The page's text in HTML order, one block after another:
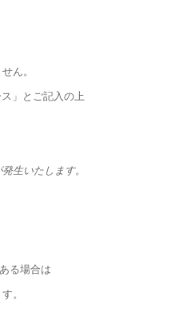
ん。
」とご記入の上
生いたします。
る場合は
。